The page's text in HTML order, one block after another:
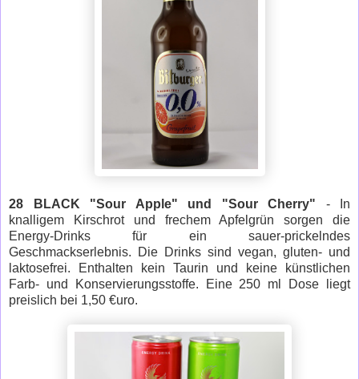
28 BLACK "Sour Apple" und "Sour Cherry" - In
knalligem Kirschrot und frechem Apfelgrün sorgen die
Energy-Drinks für ein sauer-prickelndes
Geschmackserlebnis. Die Drinks sind vegan, gluten- und
laktosefrei. Enthalten kein Taurin und keine künstlichen
Farb- und Konservierungsstoffe. Eine 250 ml Dose liegt
preislich bei 1,50 €uro.